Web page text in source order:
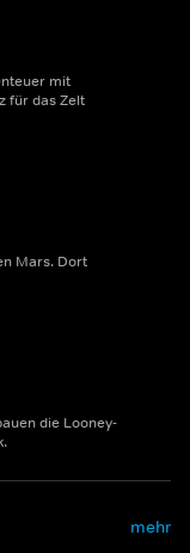
mit
für das Zelt
Mars. Dort
die Looney-
mehr